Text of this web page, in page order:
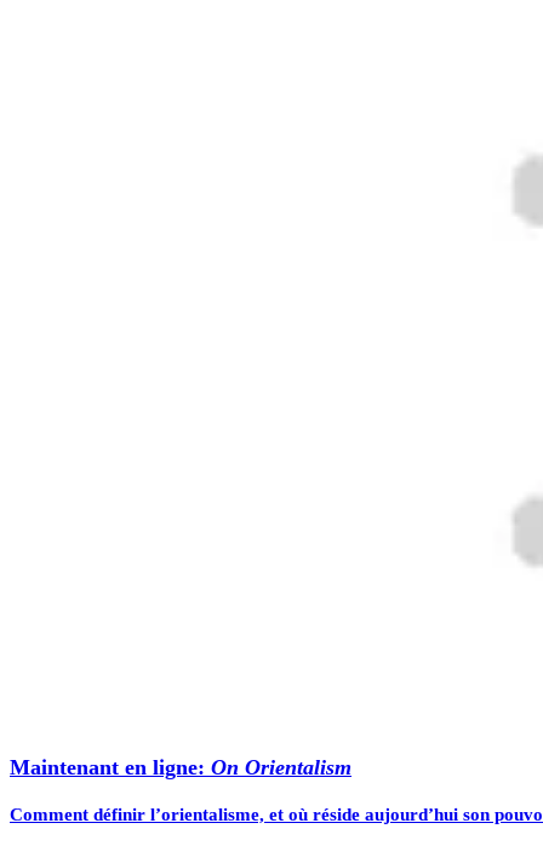
Maintenant en ligne: On Orientalism
Comment définir l’orientalisme, et où réside aujourd’hui son